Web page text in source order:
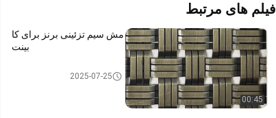
فیلم های مرتبط
00:45
مش سیم تزئینی برنز برای کا
بینت
2025-07-25